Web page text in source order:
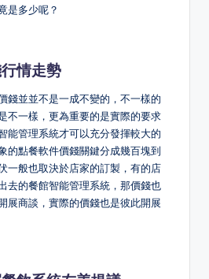
是多少呢？
情走勢
錢並並不是一成不變的，不一樣的
不一樣，更為重要的是實際的要求
能管理系統才可以充分發揮較大的
的點餐軟件價錢關鍵分成幾百塊到
一般也取決於店家的訂製，有的店
去的餐館智能管理系統，那價錢也
展商談，實際的價錢也是彼此開展